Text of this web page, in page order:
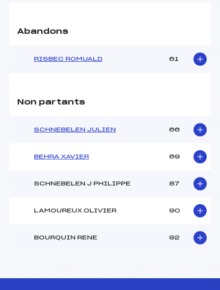
Abandons
RISBEC ROMUALD 61
Non partants
SCHNEBELEN JULIEN 66
BEHRA XAVIER 69
SCHNEBELEN J PHILIPPE 87
LAMOUREUX OLIVIER 90
BOURQUIN RENE 92